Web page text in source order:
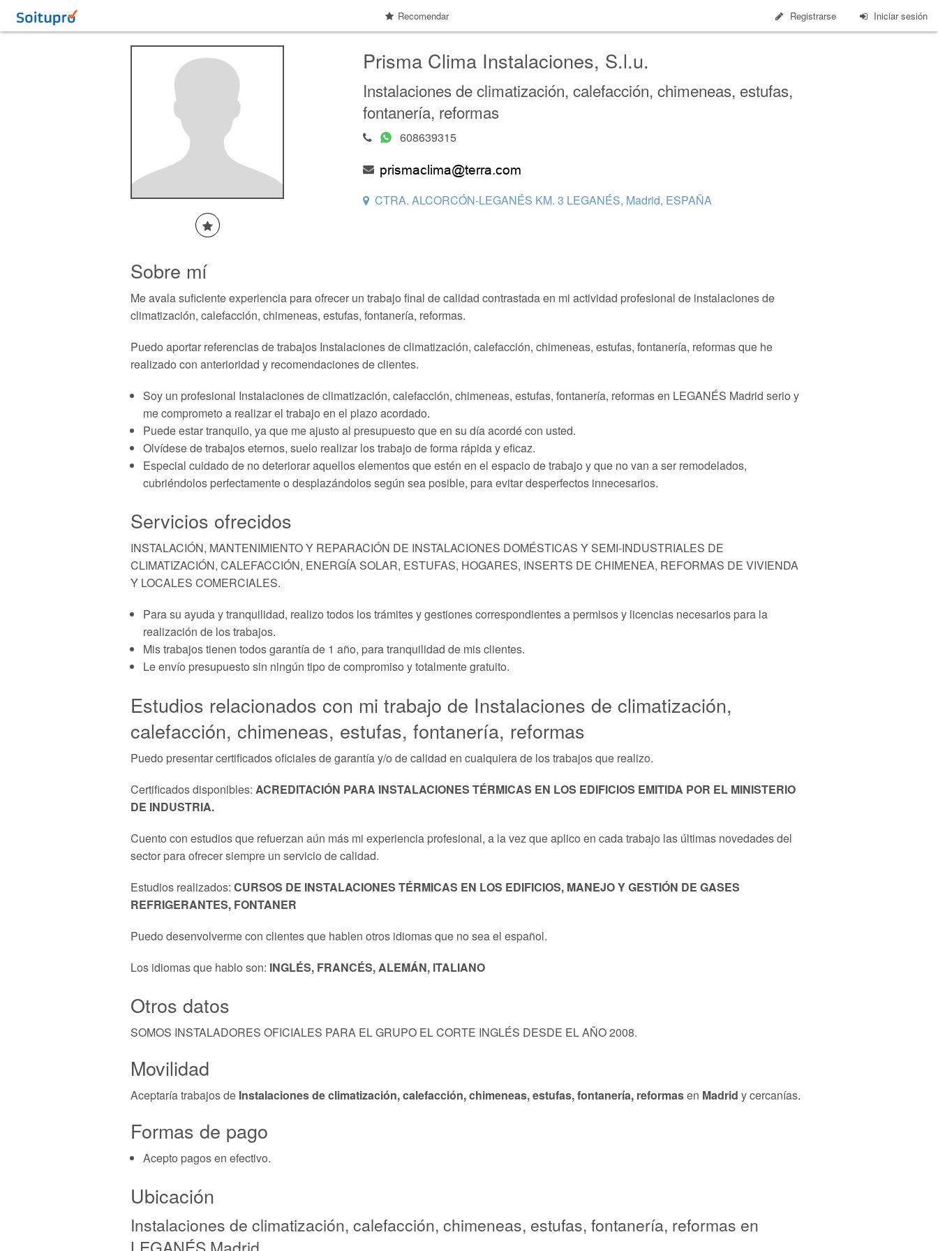
Recomendar Registrarse Iniciar sesión
Prisma Clima Instalaciones, S.l.u.
Instalaciones de climatización, calefacción, chimeneas, estufas,
fontanería, reformas
608639315
CTRA. ALCORCÓN-LEGANÉS KM. 3 LEGANÉS, Madrid, ESPAÑA
Sobre mí
Me avala suficiente experiencia para ofrecer un trabajo final de calidad contrastada en mi actividad profesional de instalaciones de
climatización, calefacción, chimeneas, estufas, fontanería, reformas.
Puedo aportar referencias de trabajos Instalaciones de climatización, calefacción, chimeneas, estufas, fontanería, reformas que he
realizado con anterioridad y recomendaciones de clientes.
Soy un profesional Instalaciones de climatización, calefacción, chimeneas, estufas, fontanería, reformas en LEGANÉS Madrid serio y
me comprometo a realizar el trabajo en el plazo acordado.
Puede estar tranquilo, ya que me ajusto al presupuesto que en su día acordé con usted.
Olvídese de trabajos eternos, suelo realizar los trabajo de forma rápida y eficaz.
Especial cuidado de no deteriorar aquellos elementos que estén en el espacio de trabajo y que no van a ser remodelados,
cubriéndolos perfectamente o desplazándolos según sea posible, para evitar desperfectos innecesarios.
Servicios ofrecidos
INSTALACIÓN, MANTENIMIENTO Y REPARACIÓN DE INSTALACIONES DOMÉSTICAS Y SEMI-INDUSTRIALES DE
CLIMATIZACIÓN, CALEFACCIÓN, ENERGÍA SOLAR, ESTUFAS, HOGARES, INSERTS DE CHIMENEA, REFORMAS DE VIVIENDA
Y LOCALES COMERCIALES.
Para su ayuda y tranquilidad, realizo todos los trámites y gestiones correspondientes a permisos y licencias necesarios para la
realización de los trabajos.
Mis trabajos tienen todos garantía de 1 año, para tranquilidad de mis clientes.
Le envío presupuesto sin ningún tipo de compromiso y totalmente gratuito.
Estudios relacionados con mi trabajo de Instalaciones de climatización,
calefacción, chimeneas, estufas, fontanería, reformas
Puedo presentar certificados oficiales de garantía y/o de calidad en cualquiera de los trabajos que realizo.
Certificados disponibles: ACREDITACIÓN PARA INSTALACIONES TÉRMICAS EN LOS EDIFICIOS EMITIDA POR EL MINISTERIO
DE INDUSTRIA.
Cuento con estudios que refuerzan aún más mi experiencia profesional, a la vez que aplico en cada trabajo las últimas novedades del
sector para ofrecer siempre un servicio de calidad.
Estudios realizados: CURSOS DE INSTALACIONES TÉRMICAS EN LOS EDIFICIOS, MANEJO Y GESTIÓN DE GASES
REFRIGERANTES, FONTANER
Puedo desenvolverme con clientes que hablen otros idiomas que no sea el español.
Los idiomas que hablo son: INGLÉS, FRANCÉS, ALEMÁN, ITALIANO
Otros datos
SOMOS INSTALADORES OFICIALES PARA EL GRUPO EL CORTE INGLÉS DESDE EL AÑO 2008.
Movilidad
Aceptaría trabajos de Instalaciones de climatización, calefacción, chimeneas, estufas, fontanería, reformasen Madrid y cercanías.
Formas de pago
Acepto pagos en efectivo.
Ubicación
Instalaciones de climatización, calefacción, chimeneas, estufas, fontanería, reformas en